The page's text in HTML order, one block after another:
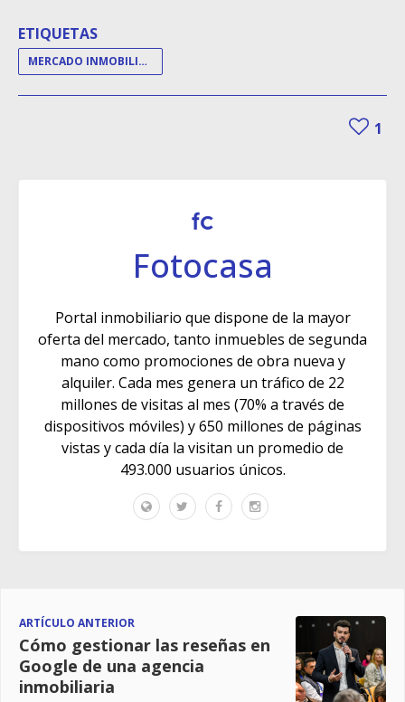
ETIQUETAS
MERCADO INMOBILIARIO
1
Fotocasa
Portal inmobiliario que dispone de la mayor
oferta del mercado, tanto inmuebles de segunda
mano como promociones de obra nueva y
alquiler. Cada mes genera un tráfico de 22
millones de visitas al mes (70% a través de
dispositivos móviles) y 650 millones de páginas
vistas y cada día la visitan un promedio de
493.000 usuarios únicos.
ARTÍCULO ANTERIOR
Cómo gestionar las reseñas en
Google de una agencia
inmobiliaria